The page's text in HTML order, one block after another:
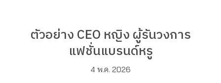
ตัวอย่าง CEO หญิง ผู้รันวงการ
แฟชั่นแบรนด์หรู
4 พ.ค. 2026